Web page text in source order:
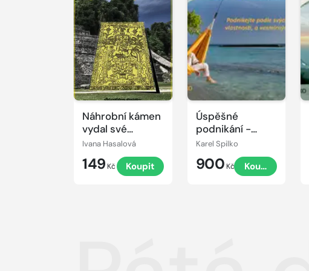
Náhrobní kámen
vydal své
tajemství
Ivana Hasalová
149 Kč Koupit
Úspěšné
podnikání -
podnikejte
podle svých
hodnot,
vlastností a
Karel Spilko
900 Kč Koupit